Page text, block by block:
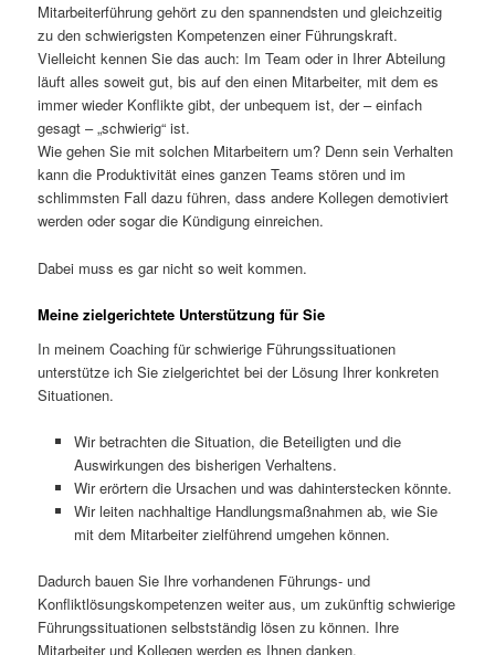
Mitarbeiterführung gehört zu den spannendsten und gleichzeitig
zu den schwierigsten Kompetenzen einer Führungskraft.
Vielleicht kennen Sie das auch: Im Team oder in Ihrer Abteilung
läuft alles soweit gut, bis auf den einen Mitarbeiter, mit dem es
immer wieder Konflikte gibt, der unbequem ist, der – einfach
gesagt – „schwierig“ ist.
Wie gehen Sie mit solchen Mitarbeitern um? Denn sein Verhalten
kann die Produktivität eines ganzen Teams stören und im
schlimmsten Fall dazu führen, dass andere Kollegen demotiviert
werden oder sogar die Kündigung einreichen.
Dabei muss es gar nicht so weit kommen.
Meine zielgerichtete Unterstützung für Sie
In meinem Coaching für schwierige Führungssituationen
unterstütze ich Sie zielgerichtet bei der Lösung Ihrer konkreten
Situationen.
Wir betrachten die Situation, die Beteiligten und die
Auswirkungen des bisherigen Verhaltens.
Wir erörtern die Ursachen und was dahinterstecken könnte.
Wir leiten nachhaltige Handlungsmaßnahmen ab, wie Sie
mit dem Mitarbeiter zielführend umgehen können.
Dadurch bauen Sie Ihre vorhandenen Führungs- und
Konfliktlösungskompetenzen weiter aus, um zukünftig schwierige
Führungssituationen selbstständig lösen zu können. Ihre
Mitarbeiter und Kollegen werden es Ihnen danken.